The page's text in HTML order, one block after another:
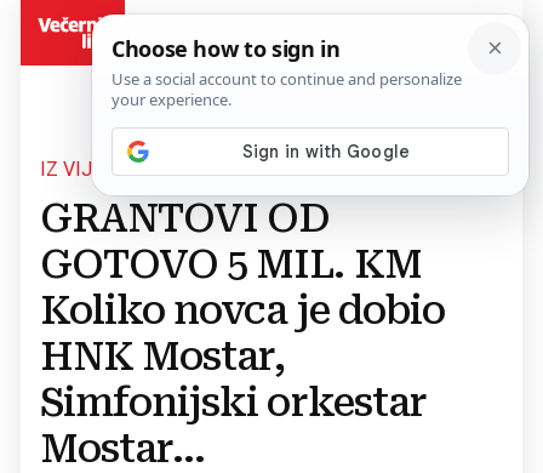
IZ VIJEĆA MINISTARA BIH
GRANTOVI OD
GOTOVO 5 MIL. KM
Koliko novca je dobio
HNK Mostar,
Simfonijski orkestar
Mostar...